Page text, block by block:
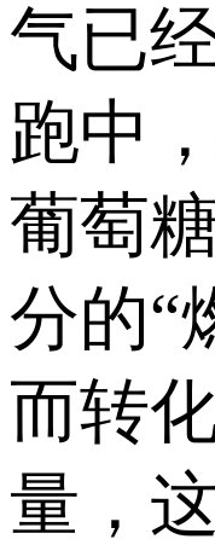
气已
跑中
葡萄
分的“
而转
量，